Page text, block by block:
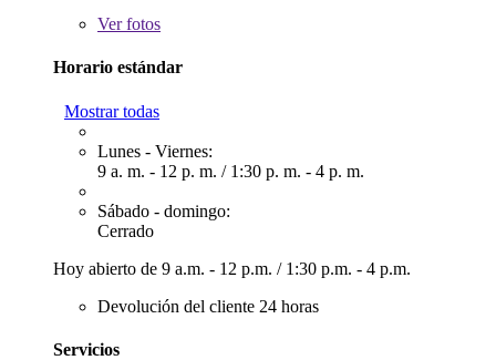
Verfotos
Horario estándar
Mostrar todas
Lunes - Viernes:
9 a. m. - 12 p. m. / 1:30 p. m. - 4 p. m.
Sábado - domingo:
Cerrado
Hoy abierto de 9 a.m. - 12 p.m. / 1:30 p.m. - 4 p.m.
Devolución del cliente 24 horas
Servicios